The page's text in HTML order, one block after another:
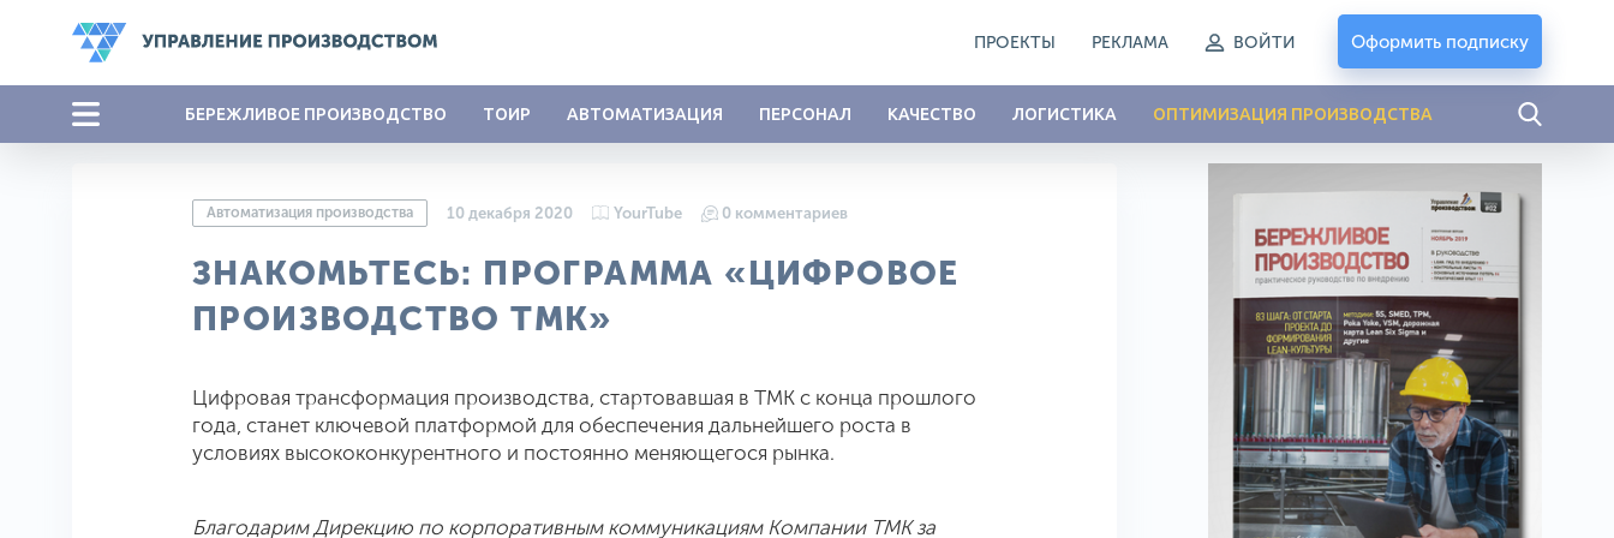
ПРОЕКТЫ РЕКЛАМА ВОЙТИ Оформить подписку
БЕРЕЖЛИВОЕ ПРОИЗВОДСТВО ТОИР АВТОМАТИЗАЦИЯ ПЕРСОНАЛ КАЧЕСТВО ЛОГИСТИКА ОПТИМИЗАЦИЯ ПРОИЗВОДСТВА
Автоматизация производства 10 декабря 2020 YourTube 0 комментариев
ЗНАКОМЬТЕСЬ: ПРОГРАММА «ЦИФРОВОЕ
ПРОИЗВОДСТВО ТМК»
Цифровая трансформация производства, стартовавшая в ТМК с конца прошлого
года, станет ключевой платформой для обеспечения дальнейшего роста в
условиях высококонкурентного и постоянно меняющегося рынка.
Благодарим Дирекцию по корпоративным коммуникациям Компании ТМК за